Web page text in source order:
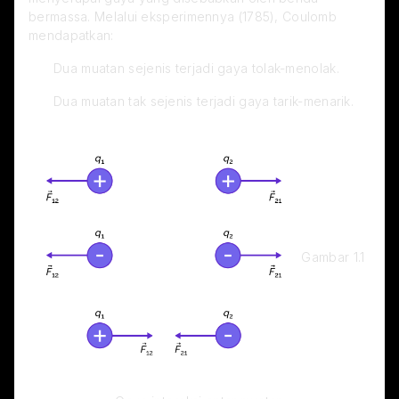
bermassa. Melalui eksperimennya (1785), Coulomb
mendapatkan:
Dua muatan sejenis terjadi gaya tolak-menolak.
Dua muatan tak sejenis terjadi gaya tarik-menarik.
Gambar 1.1